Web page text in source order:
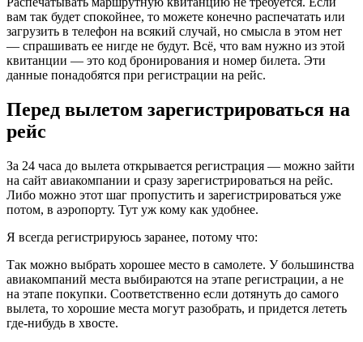
вам так будет спокойнее, то можете конечно распечатать или
загрузить в телефон на всякий случай, но смысла в этом нет
— спрашивать ее нигде не будут. Всё, что вам нужно из этой
квитанции — это код бронирования и номер билета. Эти
данные понадобятся при регистрации на рейс.
Перед вылетом зарегистриро­вать­ся на
рейс
За 24 часа до вылета открывается регистрация — можно зайти
на сайт авиакомпании и сразу зарегистрироваться на рейс.
Либо можно этот шаг пропустить и зарегистрироваться уже
потом, в аэропорту. Тут уж кому как удобнее.
Я всегда регистрируюсь заранее, потому что:
Так можно выбрать хорошее место в самолете. У большинства
авиакомпаний места выбираются на этапе регистрации, а не
на этапе покупки. Соответственно если дотянуть до самого
вылета, то хорошие места могут разобрать, и придется лететь
где-нибудь в хвосте.